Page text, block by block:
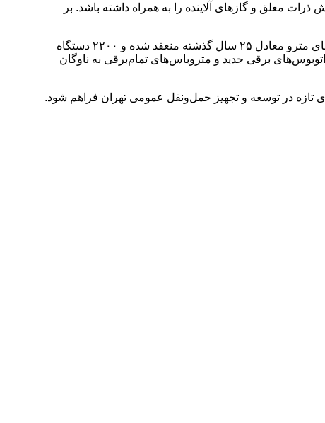
معلق و گازهای آلاینده را به همراه داشته باشد. بر
معاون شهردار تهران با اشاره به عملکرد مدیریت شهری در حوزه مترو و اتوبوسرانی خاطرنشان کرد: در دوره فعلی، قرارداد تأمین واگن‌های مترو معادل ۲۵ سال گذشته منعقد شده و ۲۲۰۰ دستگاه
برقی جدید و متروباس‌های تمام‌برقی به ناوگان
تازه در توسعه و تجهیز حمل‌ونقل عمومی تهران فراهم شود.